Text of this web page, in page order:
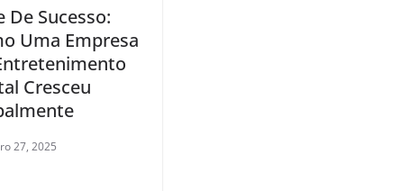
De Sucesso:
Uma Empresa
Cresceu
27, 2025